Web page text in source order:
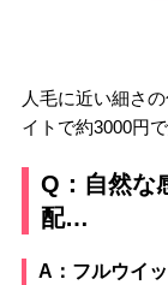
人毛に近い細さ
イトで約3000円で
Q：自然な
配…
A：フルウイ